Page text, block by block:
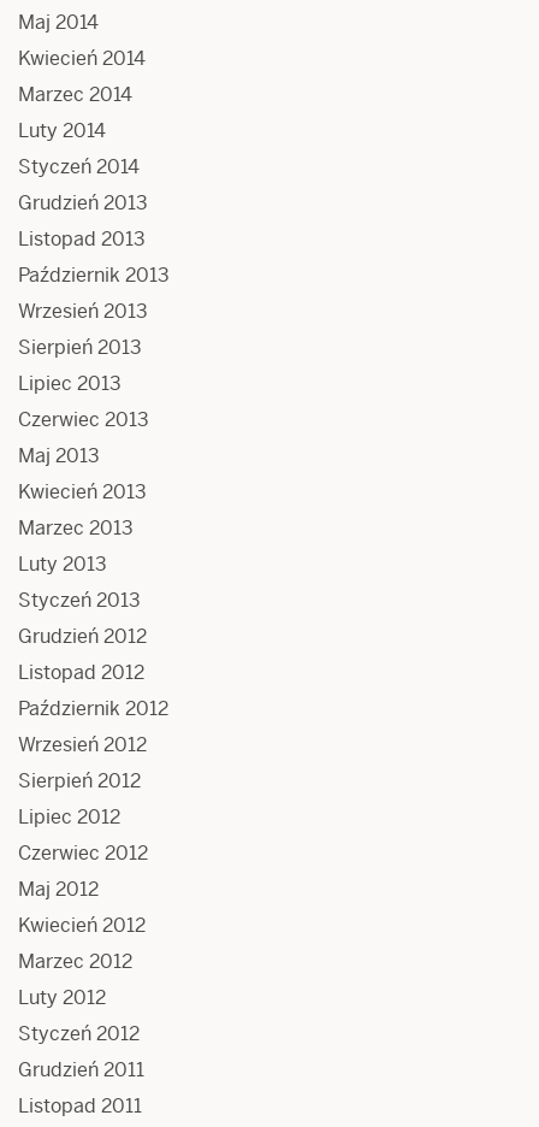
Maj 2014
Kwiecień 2014
Marzec 2014
Luty 2014
Styczeń 2014
Grudzień 2013
Listopad 2013
Październik 2013
Wrzesień 2013
Sierpień 2013
Lipiec 2013
Czerwiec 2013
Maj 2013
Kwiecień 2013
Marzec 2013
Luty 2013
Styczeń 2013
Grudzień 2012
Listopad 2012
Październik 2012
Wrzesień 2012
Sierpień 2012
Lipiec 2012
Czerwiec 2012
Maj 2012
Kwiecień 2012
Marzec 2012
Luty 2012
Styczeń 2012
Grudzień 2011
Listopad 2011